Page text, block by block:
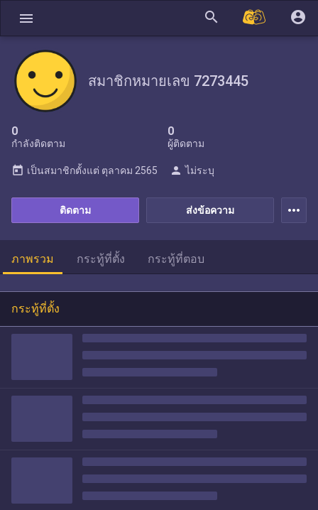
menu search account_circle
สมาชิกหมายเลข 7273445
0
กำลังติดตาม
0
ผู้ติดตาม
ส่งข้อความ
ติดตาม
today เป็นสมาชิกตั้งแต่ ตุลาคม 2565 person ไม่ระบุ
more_horiz
ภาพรวม กระทู้ที่ตั้ง กระทู้ที่ตอบ
กระทู้ที่ตั้ง